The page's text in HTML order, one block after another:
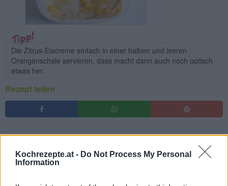
Kochrezepte.at - Do Not Process My Personal
Information
Die Zitrus-Eiscreme einfach in einer halben und leeren
Orangenschale servieren, dass macht dann auch noch optisch
etwas her.
Rezept teilen